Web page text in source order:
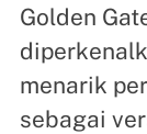
Golden
menarik
sebagai